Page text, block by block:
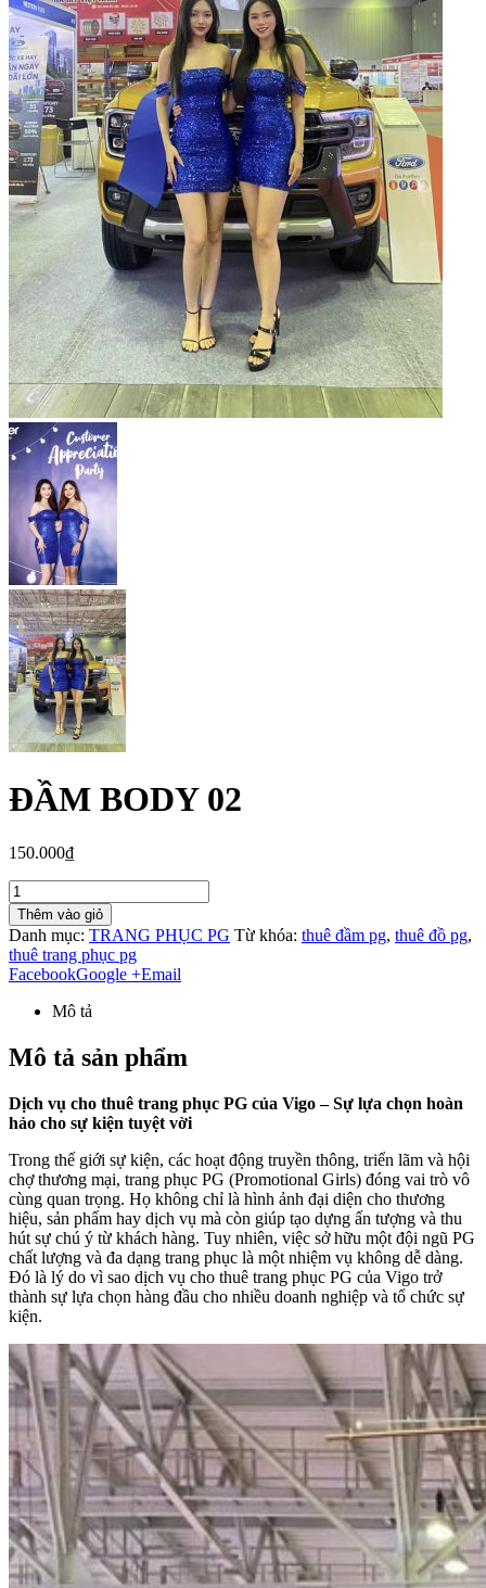
ĐẦM BODY 02
150.000₫
Thêm vào giỏ
Danh mục: TRANG PHỤC PG Từ khóa: thuê đầm pg, thuê đồ pg,
thuê trang phục pg
FacebookGoogle +Email
Mô tả
Mô tả sản phẩm
Dịch vụ cho thuê trang phục PG của Vigo – Sự lựa chọn hoàn
hảo cho sự kiện tuyệt vời
Trong thế giới sự kiện, các hoạt động truyền thông, triển lãm và hội
chợ thương mại, trang phục PG (Promotional Girls) đóng vai trò vô
cùng quan trọng. Họ không chỉ là hình ảnh đại diện cho thương
hiệu, sản phẩm hay dịch vụ mà còn giúp tạo dựng ấn tượng và thu
hút sự chú ý từ khách hàng. Tuy nhiên, việc sở hữu một đội ngũ PG
chất lượng và đa dạng trang phục là một nhiệm vụ không dễ dàng.
Đó là lý do vì sao dịch vụ cho thuê trang phục PG của Vigo trở
thành sự lựa chọn hàng đầu cho nhiều doanh nghiệp và tổ chức sự
kiện.